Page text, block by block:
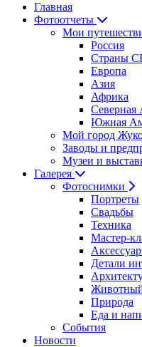
Главная
Фотоотчеты
Мои
Россия
Страны
Европа
Азия
Африка
Северная
Южная
Мой город
Заводы и
Музеи и
Галерея
Фотоснимки
Портреты
Свадьбы
Техника
Мастер-
Детали
Природа
Еда и
События
Новости